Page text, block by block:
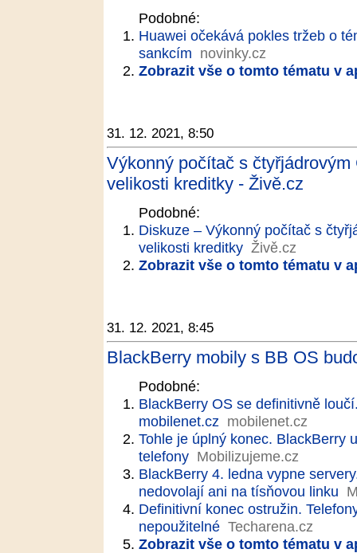
Podobné:
Huawei očekává pokles tržeb o
sankcím novinky.cz
Zobrazit vše o tomto tématu v
31. 12. 2021, 8:50
Výkonný počítač s
velikosti kreditky - Živě.cz
Podobné:
Diskuze – Výkonný počítač s
velikosti kreditky Živě.cz
Zobrazit vše o tomto tématu v
31. 12. 2021, 8:45
BlackBerry mobily s BB OS
Podobné:
BlackBerry OS se definitivně
mobilenet.cz mobilenet.cz
Tohle je úplný konec. BlackBerry
telefony Mobilizujeme.cz
BlackBerry 4. ledna vypne
nedovolají ani na tísňovou linku
Definitivní konec ostružin.
nepoužitelné Techarena.cz
Zobrazit vše o tomto tématu v